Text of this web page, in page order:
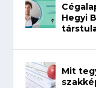
Hegyi
Mit